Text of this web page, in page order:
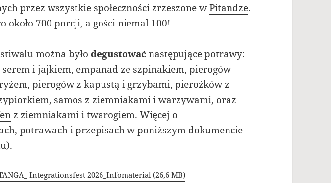
przez wszystkie społeczności zrzeszone wPitandze.
około 700 porcji, a gości niemal 100!
można było degustowaćnastępujące potrawy:
serem i jajkiem, empanadze szpinakiem,pierogów
pierogówz kapustą i grzybami,pierożkówz
samos z ziemniakami i warzywami, oraz
z ziemniakami i twarogiem. Więcej o
potrawach i przepisach w poniższym dokumencie
Integrationsfest 2026_Infomaterial